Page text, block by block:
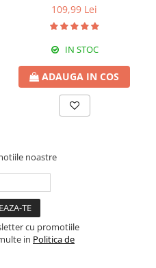
109,99 Lei
IN STOC
ADAUGA IN COS
noastre
cu promotiile
in Politica de